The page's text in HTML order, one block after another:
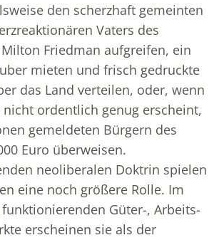
den scherzhaft gemeinten
Vaters des
Friedman aufgreifen, ein
mieten und frisch gedruckte
das Land verteilen, oder, wenn
ordentlich genug erscheint,
gemeldeten Bürgern des
Euro überweisen.
neoliberalen Doktrin spielen
eine noch größere Rolle. Im
Güter-, Arbeits-
erscheinen sie als der